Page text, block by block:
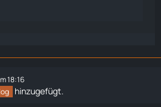
18:16
hinzugefügt.